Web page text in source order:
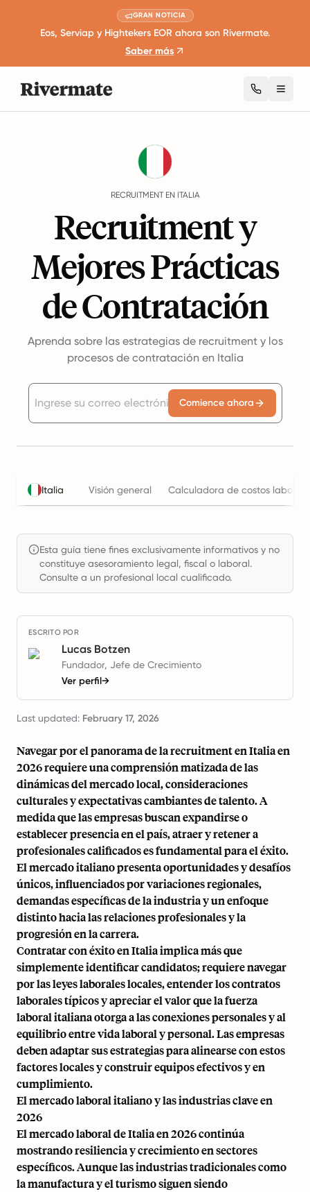
GRAN NOTICIA
Eos, Serviap y Hightekers EOR ahora son Rivermate.
Saber más
RECRUITMENT EN ITALIA
Recruitment y
Mejores Prácticas
de Contratación
Aprenda sobre las estrategias de recruitment y los
procesos de contratación en Italia
Comience ahora
Italia Visión general Calculadora de costos
Esta guía tiene fines exclusivamente informativos y no
constituye asesoramiento legal, fiscal o laboral.
Consulte a un profesional local cualificado.
ESCRITO POR
Lucas Botzen
Fundador, Jefe de Crecimiento
Ver perfil→
Last updated: February 17, 2026
Navegar por el panorama de la recruitment en Italia en
2026 requiere una comprensión matizada de las
dinámicas del mercado local, consideraciones
culturales y expectativas cambiantes de talento. A
medida que las empresas buscan expandirse o
establecer presencia en el país, atraer y retener a
profesionales calificados es fundamental para el éxito.
El mercado italiano presenta oportunidades y desafíos
únicos, influenciados por variaciones regionales,
demandas específicas de la industria y un enfoque
distinto hacia las relaciones profesionales y la
progresión en la carrera.
Contratar con éxito en Italia implica más que
simplemente identificar candidatos; requiere navegar
por las leyes laborales locales, entender los contratos
laborales típicos y apreciar el valor que la fuerza
laboral italiana otorga a las conexiones personales y al
equilibrio entre vida laboral y personal. Las empresas
deben adaptar sus estrategias para alinearse con estos
factores locales y construir equipos efectivos y en
cumplimiento.
El mercado laboral italiano y las industrias clave en
2026
El mercado laboral de Italia en 2026 continúa
mostrando resiliencia y crecimiento en sectores
específicos. Aunque las industrias tradicionales como
la manufactura y el turismo siguen siendo